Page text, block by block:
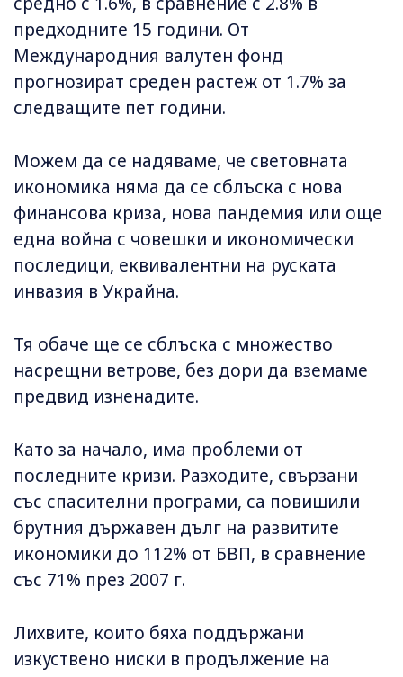
предходните 15 години. От
Международния валутен фонд
прогнозират среден растеж от 1.7% за
следващите пет години.
Можем да се надяваме, че световната
икономика няма да се сблъска с нова
финансова криза, нова пандемия или още
една война с човешки и икономически
последици, еквивалентни на руската
инвазия в Украйна.
Тя обаче ще се сблъска с множество
насрещни ветрове, без дори да вземаме
предвид изненадите.
Като за начало, има проблеми от
последните кризи. Разходите, свързани
със спасителни програми, са повишили
брутния държавен дълг на развитите
икономики до 112% от БВП, в сравнение
със 71% през 2007 г.
Лихвите, които бяха поддържани
изкуствено ниски в продължение на